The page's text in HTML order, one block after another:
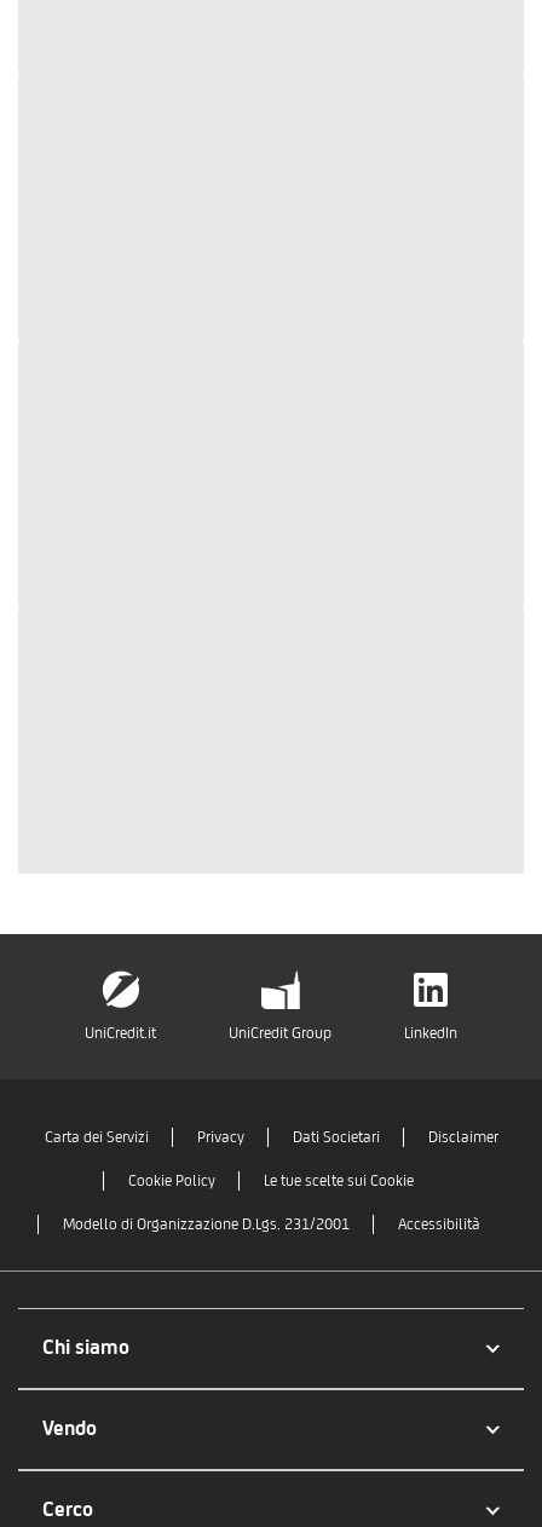
UniCredit.it UniCredit Group LinkedIn
Carta dei Servizi Privacy Dati Societari Disclaimer
Cookie Policy Le tue scelte sui Cookie
Modello di Organizzazione D.Lgs. 231/2001 Accessibilità
Chi siamo
Vendo
Cerco